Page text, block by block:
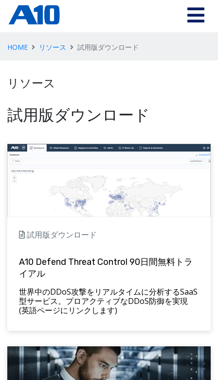
HOME リソース 試用版ダウンロード
リソース
試用版ダウンロード
試用版ダウンロード
A10 Defend Threat Control 90日間無料トラ
イアル
世界中のDDoS攻撃をリアルタイムに分析するSaaS
型サービス。プロアクティブなDDoS防御を実現
(英語ページにリンクします)